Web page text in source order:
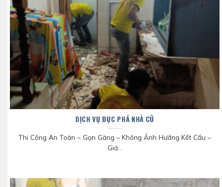
DỊCH VỤ ĐỤC PHÁ NHÀ CŨ
Thi Công An Toàn – Gọn Gàng – Không Ảnh Hưởng Kết Cấu –
Giá...